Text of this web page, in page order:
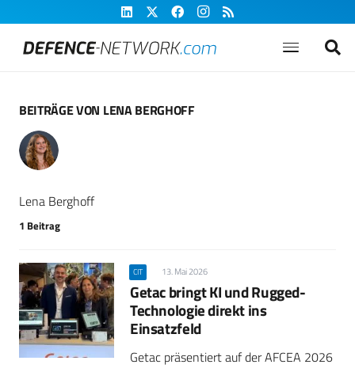
BEITRÄGE VON LENA BERGHOFF
Lena Berghoff
1 Beitrag
CIT 13. Mai 2026
Getac bringt KI und Rugged-
Technologie direkt ins
Einsatzfeld
Getac präsentiert auf der AFCEA 2026